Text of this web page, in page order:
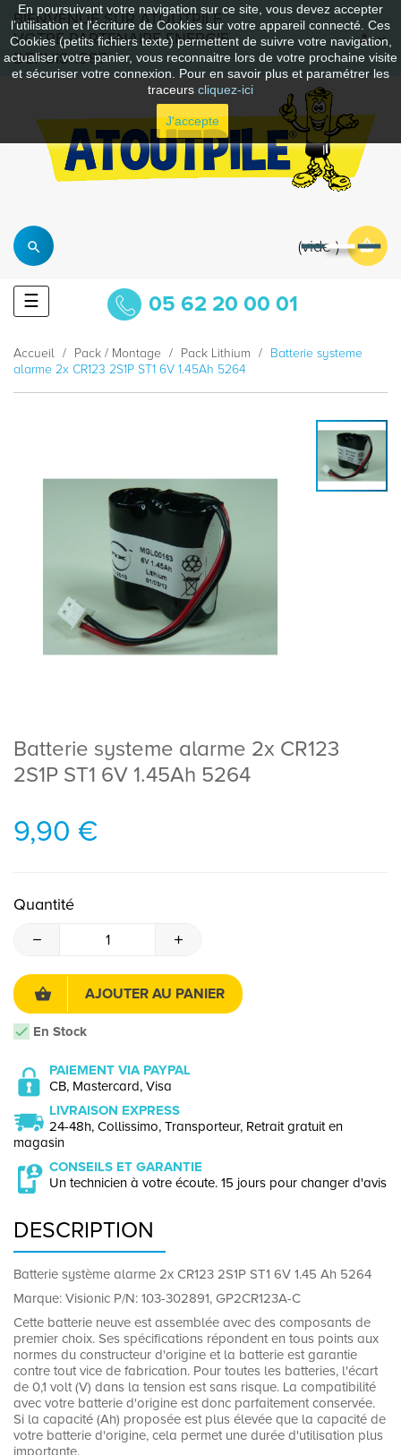
En poursuivant votre navigation sur ce site, vous devez accepter
l’utilisation et l'écriture de Cookies sur votre appareil connecté. Ces
Cookies (petits fichiers texte) permettent de suivre votre navigation,
actualiser votre panier, vous reconnaitre lors de votre prochaine visite
et sécuriser votre connexion. Pour en savoir plus et paramétrer les
traceurs cliquez-ici
J'accepte
BIENVENUE SUR ATOUTPILE
VOTRE PARTENAIRE ENERGIE
DEPUIS 1997
vide
Basculer
la
☰ 05 62 20 00 01
Accueil Pack / Montage Pack Lithium
Batterie systeme
alarme 2x CR123 2S1P ST1 6V 1.45Ah 5264
Batterie systeme alarme 2x CR123
2S1P ST1 6V 1.45Ah 5264
9,90 €
Quantité
AJOUTER AU PANIER
En Stock
PAIEMENT VIA PAYPAL
CB, Mastercard, Visa
LIVRAISON EXPRESS
24-48h, Collissimo, Transporteur, Retrait gratuit en
magasin
CONSEILS ET GARANTIE
Un technicien à votre écoute. 15 jours pour changer d'avis
DESCRIPTION
Batterie système alarme 2x CR123 2S1P ST1 6V 1.45 Ah 5264
Marque: Visionic P/N: 103-302891, GP2CR123A-C
Cette batterie neuve est assemblée avec des composants de
premier choix. Ses spécifications répondent en tous points aux
normes du constructeur d'origine et la batterie est garantie
contre tout vice de fabrication. Pour toutes les batteries, l'écart
de 0,1 volt (V) dans la tension est sans risque. La compatibilité
avec votre batterie d'origine est donc parfaitement conservée.
Si la capacité (Ah) proposée est plus élevée que la capacité de
votre batterie d'origine, cela permet une durée d'utilisation plus